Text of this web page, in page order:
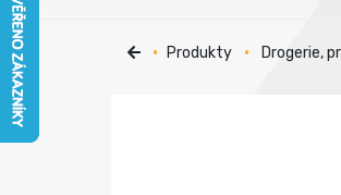
Produkty Drogerie,